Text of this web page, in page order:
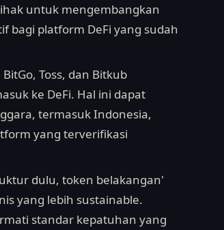
untuk mengembangkan
bagi platform DeFi yang sudah
Toss, dan Bitkub
ke DeFi. Hal ini dapat
termasuk Indonesia,
yang terverifikasi
dulu, token belakangan'
yang lebih sustainable.
standar kepatuhan yang